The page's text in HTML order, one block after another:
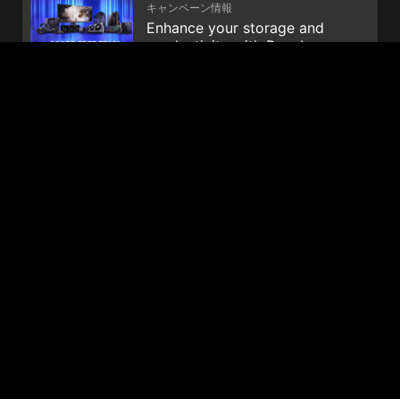
キャンペーン情報
Enhance your storage and
productivity with Dropbox